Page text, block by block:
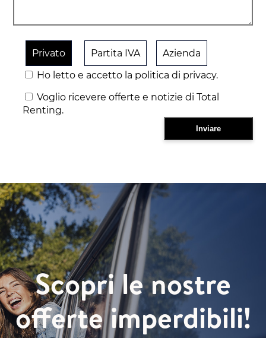
Privato Partita IVA
Azienda
Ho letto e accetto la politica di privacy.
Voglio ricevere offerte e notizie di Total
Renting.
Scopri le nostre
offerte imperdibili!